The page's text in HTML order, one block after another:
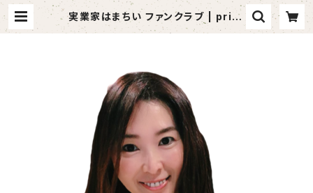
実業家はまちい ファンクラブ | prite
ia